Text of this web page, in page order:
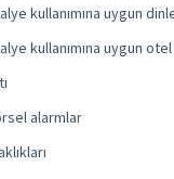
kullanımına uygun
kullanımına uygun
alarmlar